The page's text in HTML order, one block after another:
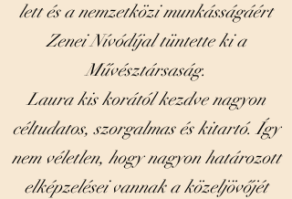
lett és a nemzetközi munkásságáért
Zenei Nívódíjal tüntette ki a
Művésztársaság.
Laura kis korától kezdve nagyon
céltudatos, szorgalmas és kitartó. Így
nem véletlen, hogy nagyon határozott
elképzelései vannak a közeljövőjét